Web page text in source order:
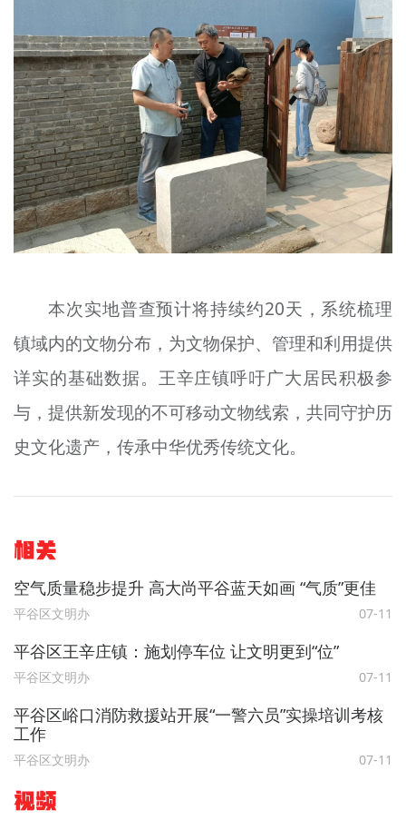
本次实地普查预计将持续约20天，系统梳理
镇域内的文物分布，为文物保护、管理和利用提供
详实的基础数据。王辛庄镇呼吁广大居民积极参
与，提供新发现的不可移动文物线索，共同守护历
史文化遗产，传承中华优秀传统文化。
相关
空气质量稳步提升 高大尚平谷蓝天如画 “气质”更佳
平谷区文明办 07-11
平谷区王辛庄镇：施划停车位 让文明更到“位”
平谷区文明办 07-11
平谷区峪口消防救援站开展“一警六员”实操培训考核
工作
平谷区文明办 07-11
视频